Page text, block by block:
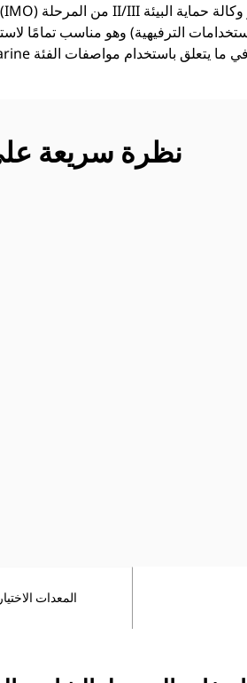
3 (الاستخدامات الترفيهية) وهو مناسب
نظرة سريعة
المعدات